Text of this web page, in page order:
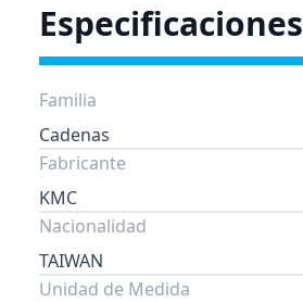
Especificaciones
Familia
Cadenas
Fabricante
KMC
Nacionalidad
TAIWAN
Unidad de Medida